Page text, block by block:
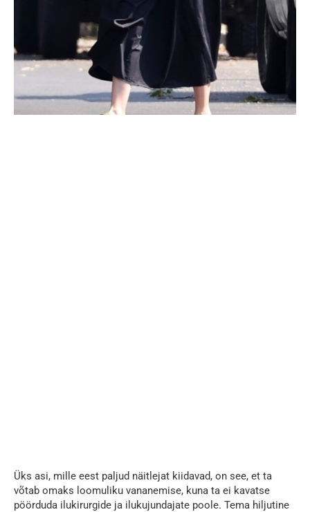
Üks asi, mille eest paljud näitlejat kiidavad, on see, et ta
võtab omaks loomuliku vananemise, kuna ta ei kavatse
pöörduda ilukirurgide ja ilukujundajate poole. Tema hiljutine